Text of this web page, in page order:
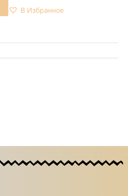
В Избранное